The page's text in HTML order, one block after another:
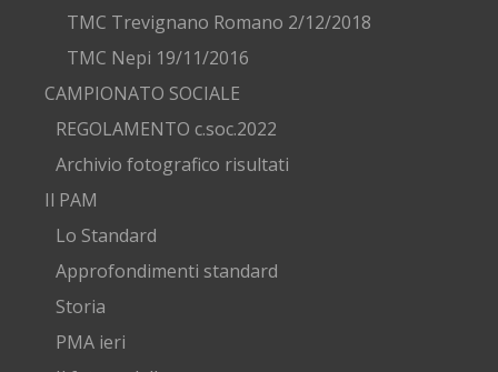
TMC Trevignano Romano 2/12/2018
TMC Nepi 19/11/2016
CAMPIONATO SOCIALE
REGOLAMENTO c.soc.2022
Archivio fotografico risultati
Il PAM
Lo Standard
Approfondimenti standard
Storia
PMA ieri